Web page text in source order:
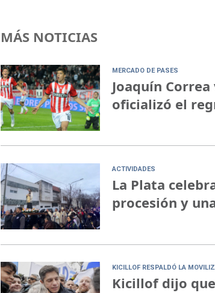
MÁS NOTICIAS
MERCADO DE PASES
Joaquín
oficializó el
ACTIVIDADES
La Plata
procesión y
KICILLOF RESPALDÓ LA
Kicillof dijo